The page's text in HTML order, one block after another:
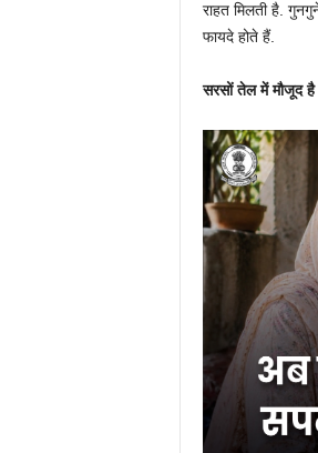
राहत मिलती है.
फायदे होते हैं.
सरसों तेल में मौजूद है